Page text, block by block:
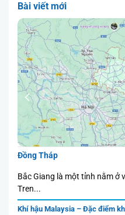
Bài viết mới
Đồng Tháp
Bắc Giang là một tỉnh nằm ở
Tren...
Khí hậu Malaysia – Đặc điểm